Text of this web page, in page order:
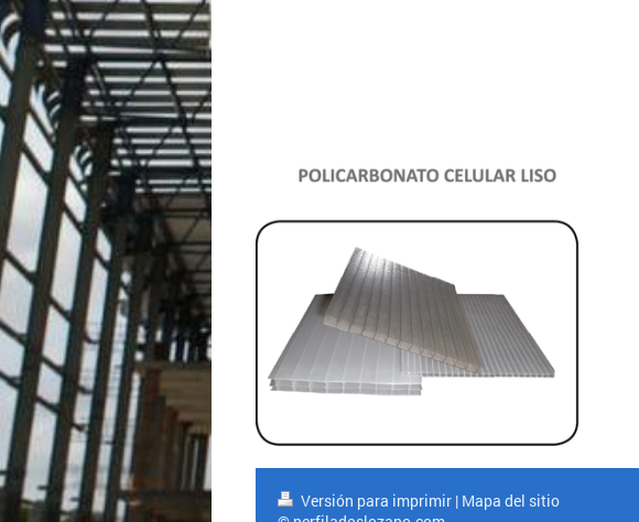
Versión para imprimir | Mapa del sitio